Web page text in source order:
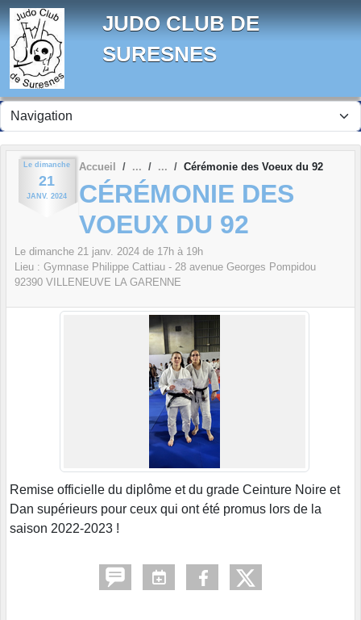
JUDO CLUB DE
SURESNES
Le dimanche
21
JANV. 2024
Accueil Cérémonie des Voeux du 92
CÉRÉMONIE DES
VOEUX DU 92
Le dimanche 21 janv. 2024 de 17h à 19h
Lieu : Gymnase Philippe Cattiau - 28 avenue Georges Pompidou
92390 VILLENEUVE LA GARENNE
Remise officielle du diplôme et du grade Ceinture Noire et
Dan supérieurs pour ceux qui ont été promus lors de la
saison 2022-2023 !
Panneau de gestion des cookies